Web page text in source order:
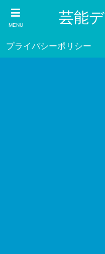
MENU 芸能
プライバシーポリシー